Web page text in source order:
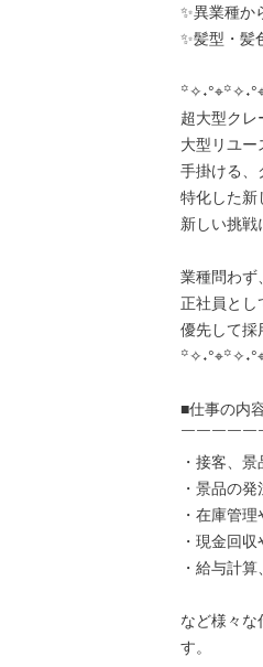
✨異業種か
✨髪型・髪
超大型クレ
大型リユー
手掛ける、
特化した新
新しい挑戦
業種問わず、
正社員とし
優先して採
■仕事の内
￣￣￣￣￣
・接客、
・景品の
・在庫管
・現金回
・給与計
など様々な
す。